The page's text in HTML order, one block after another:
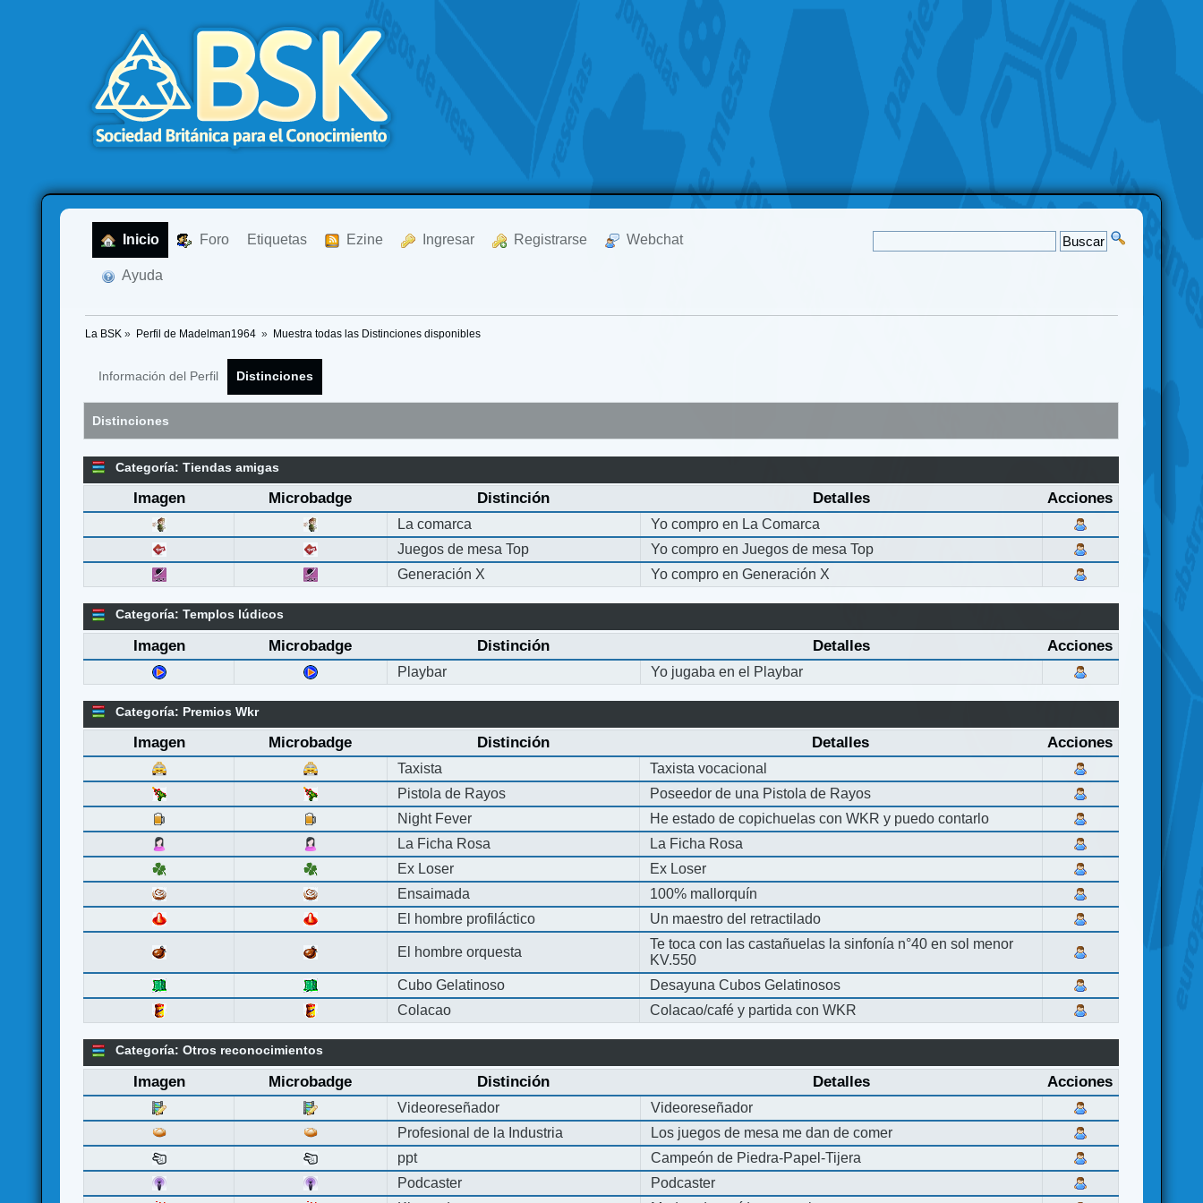
Inicio Foro Etiquetas Ezine Ingresar Registrarse Webchat
Ayuda
La BSK » Perfil de Madelman1964 » Muestra todas las Distinciones disponibles
Información del Perfil Distinciones
Distinciones
Categoría: Tiendas amigas
Imagen Microbadge Distinción Detalles Acciones
La comarca
Yo compro en La Comarca
Juegos de mesa Top
Yo compro en Juegos de mesa Top
Generación X
Yo compro en Generación X
Categoría: Templos lúdicos
Imagen Microbadge Distinción Detalles Acciones
Playbar Yo jugaba en el Playbar
Categoría: Premios Wkr
Imagen Microbadge Distinción Detalles Acciones
Taxista
Taxista vocacional
Pistola de Rayos
Poseedor de una Pistola de Rayos
Night Fever
He estado de copichuelas con WKR y puedo contarlo
La Ficha Rosa
La Ficha Rosa
Ex Loser
Ex Loser
Ensaimada
100% mallorquín
El hombre profiláctico
Un maestro del retractilado
El hombre orquesta
Te toca con las castañuelas la sinfonía n°40 en sol menor
KV.550
Cubo Gelatinoso
Desayuna Cubos Gelatinosos
Colacao
Colacao/café y partida con WKR
Categoría: Otros reconocimientos
Imagen Microbadge Distinción Detalles Acciones
Videoreseñador
Videoreseñador
Profesional de la Industria
Los juegos de mesa me dan de comer
ppt
Campeón de Piedra-Papel-Tijera
Podcaster
Podcaster